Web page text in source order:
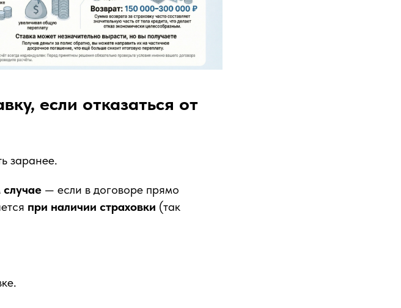
если отказаться от
заранее.
— если в договоре прямо
при наличии страховки (так